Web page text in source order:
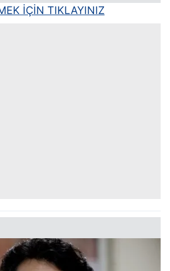
İÇİN TIKLAYINIZ